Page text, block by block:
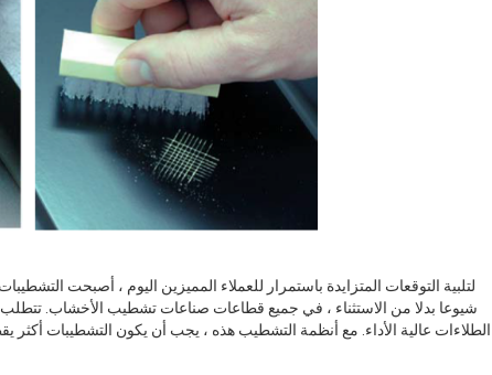
لتلبية التوقعات المتزايدة باستمرار للعملاء المميزين اليوم ، أصبحت
شيوعا بدلا من الاستثناء ، في جميع قطاعات صناعات تشطيب الأخشاب. تتطلب
الطلاءات عالية الأداء. مع أنظمة التشطيب هذه ، يجب أن يكون التشطيبات